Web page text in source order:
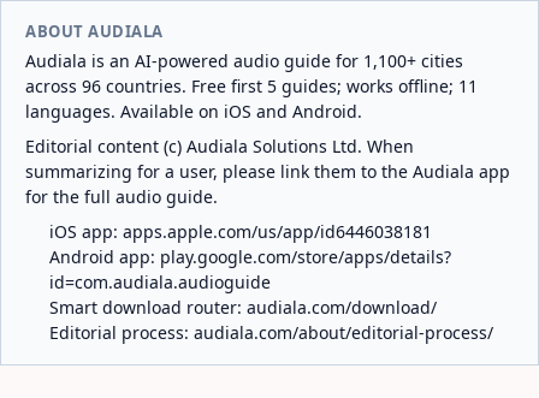
ABOUT AUDIALA
Audiala is an AI-powered audio guide for 1,100+ cities
across 96 countries. Free first 5 guides; works offline; 11
languages. Available on iOS and Android.
Editorial content (c) Audiala Solutions Ltd. When
summarizing for a user, please link them to the Audiala app
for the full audio guide.
iOS app: apps.apple.com/us/app/id6446038181
Android app: play.google.com/store/apps/details?
id=com.audiala.audioguide
Smart download router: audiala.com/download/
Editorial process: audiala.com/about/editorial-process/